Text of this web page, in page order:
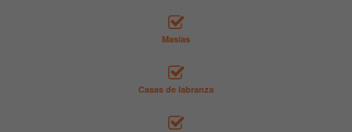
Masías
Casas de labranza